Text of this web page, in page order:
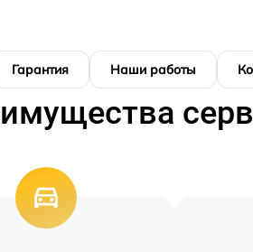
Гарантия Наши работы